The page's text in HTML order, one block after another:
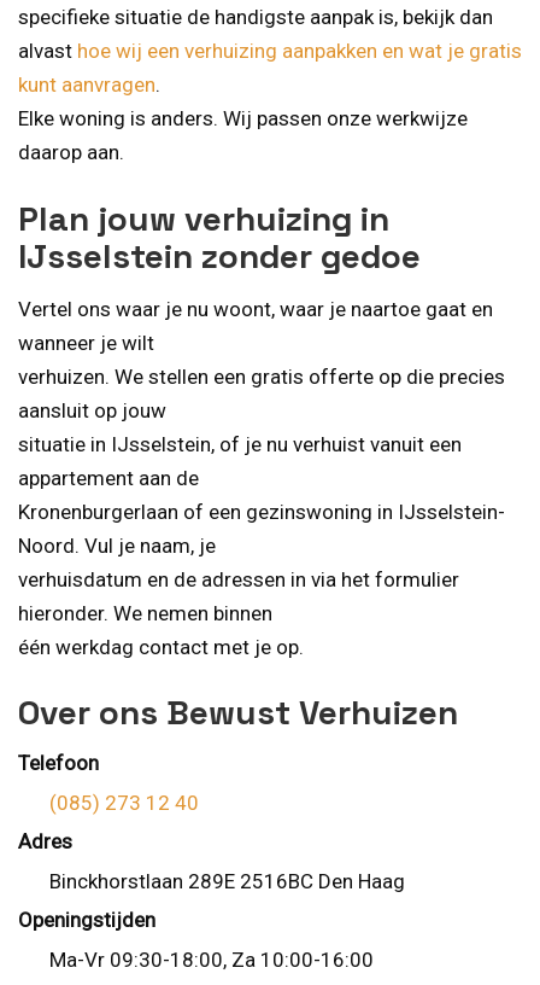
specifieke situatie de handigste aanpak is, bekijk dan
alvast hoe wij een verhuizing aanpakken en wat je gratis
kunt aanvragen.
Elke woning is anders. Wij passen onze werkwijze
daarop aan.
Plan jouw verhuizing in
IJsselstein zonder gedoe
Vertel ons waar je nu woont, waar je naartoe gaat en
wanneer je wilt
verhuizen. We stellen een gratis offerte op die precies
aansluit op jouw
situatie in IJsselstein, of je nu verhuist vanuit een
appartement aan de
Kronenburgerlaan of een gezinswoning in IJsselstein-
Noord. Vul je naam, je
verhuisdatum en de adressen in via het formulier
hieronder. We nemen binnen
één werkdag contact met je op.
Over ons Bewust Verhuizen
Telefoon
(085) 273 12 40
Adres
Binckhorstlaan 289E 2516BC Den Haag
Openingstijden
Ma-Vr 09:30-18:00, Za 10:00-16:00